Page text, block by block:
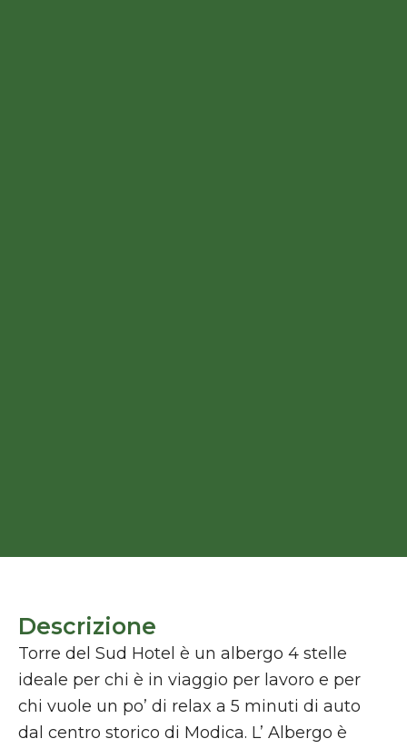
Descrizione
Torre del Sud Hotel è un albergo 4 stelle
ideale per chi è in viaggio per lavoro e per
chi vuole un po’ di relax a 5 minuti di auto
dal centro storico di Modica. L’ Albergo è